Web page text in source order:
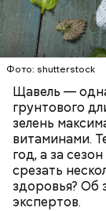
Фото: shutterstock
Щавель —
грунтового
зелень
витаминами.
год, а за
срезать
здоровья? Об
экспертов.
Опасность же
содержит
которая
ЗДОРОВЬЕ
ПРОДУКТЫ
— Я советую
в сыром виде
людям стоит
продукта.
желудочно-
оказывают
оболочки
—